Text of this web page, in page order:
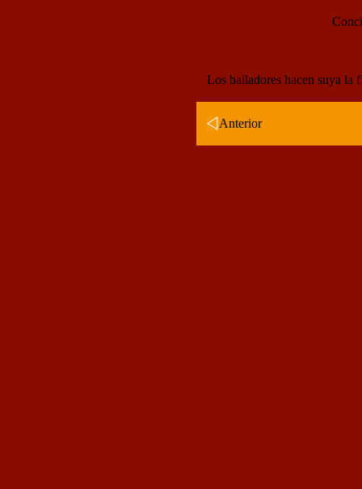
Los bailadores hacen suya la
Anterior